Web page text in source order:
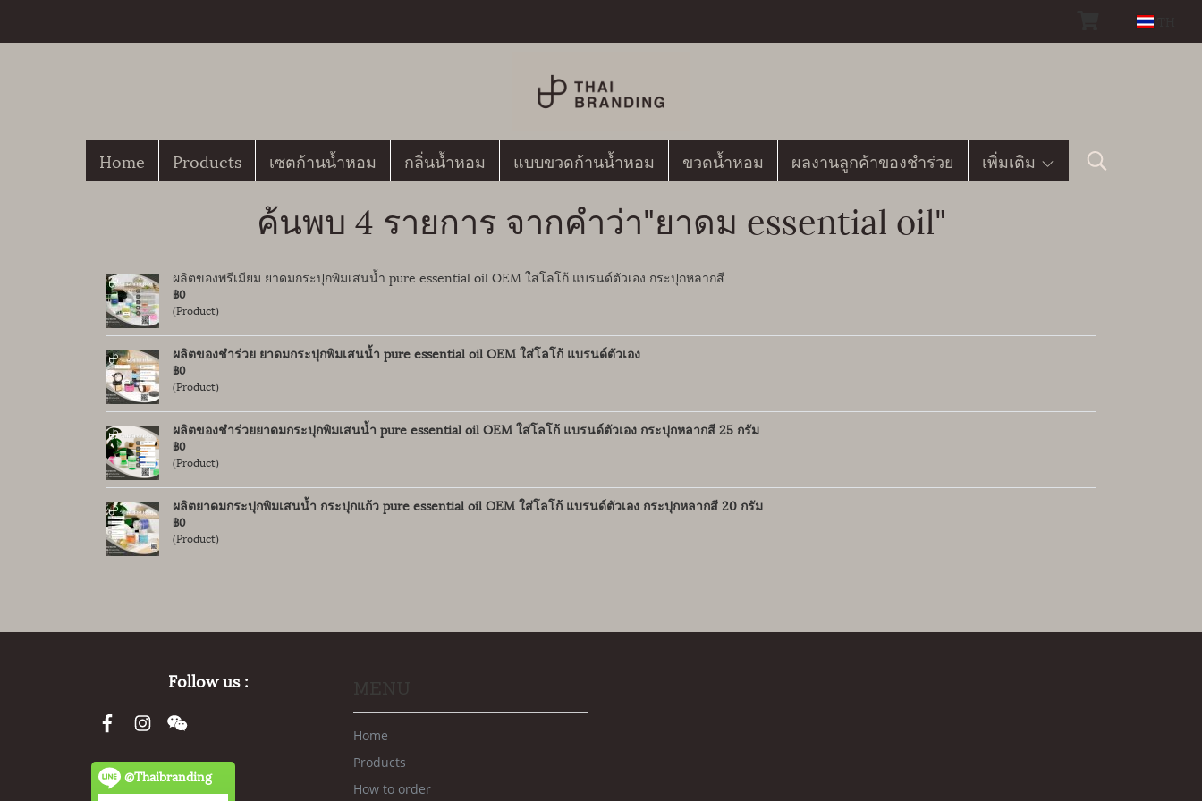
Home Products เซตก้านน้ำหอม กลิ่นน้ำหอม แบบขวดก้านน้ำหอม ขวดน้ำหอม ผลงานลูกค้าของชำร่วย เพิ่มเติม
ค้นพบ 4 รายการ จากคำว่า"ยาดม essential oil"
ผลิตของพรีเมียม ยาดมกระปุกพิมเสนน้ำ pure essential oil OEM ใส่โลโก้ แบรนด์ตัวเอง กระปุกหลากสี
฿0
(Product)
ผลิตของชำร่วย ยาดมกระปุกพิมเสนน้ำ pure essential oil OEM ใส่โลโก้ แบรนด์ตัวเอง
฿0
(Product)
ผลิตของชำร่วยยาดมกระปุกพิมเสนน้ำ pure essential oil OEM ใส่โลโก้ แบรนด์ตัวเอง กระปุกหลากสี 25 กรัม
฿0
(Product)
ผลิตยาดมกระปุกพิมเสนน้ำ กระปุกแก้ว pure essential oil OEM ใส่โลโก้ แบรนด์ตัวเอง กระปุกหลากสี 20 กรัม
฿0
(Product)
Follow us :
@Thaibranding
Home
Products
How to order